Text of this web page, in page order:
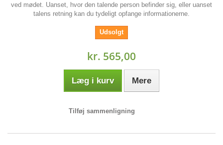
ved mødet. Uanset, hvor den talende person befinder sig, eller uanset
talens retning kan du tydeligt opfange informationerne.
Udsolgt
kr. 565,00
Læg i kurv Mere
Tilføj sammenligning